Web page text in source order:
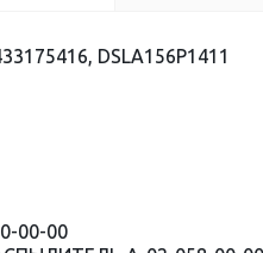
DSLA156P1411
00-00